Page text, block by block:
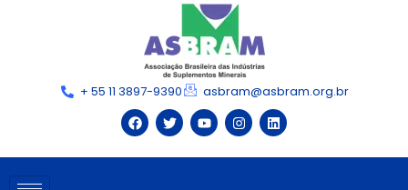
+ 55 11 3897-9390 asbram@asbram.org.br